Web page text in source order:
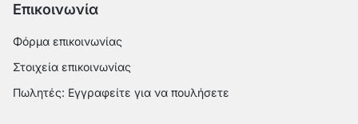
Επικοινωνία
Φόρμα επικοινωνίας
Στοιχεία επικοινωνίας
Πωλητές: Εγγραφείτε για να πουλήσετε